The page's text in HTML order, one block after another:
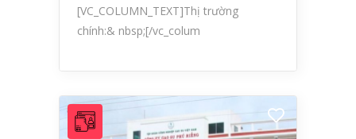
[VC_COLUMN_TEXT]Thị trường
chính:& nbsp;[/vc_colum